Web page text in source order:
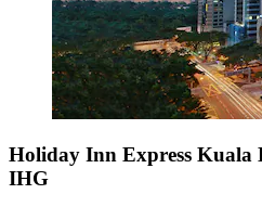
Holiday Inn Express
IHG